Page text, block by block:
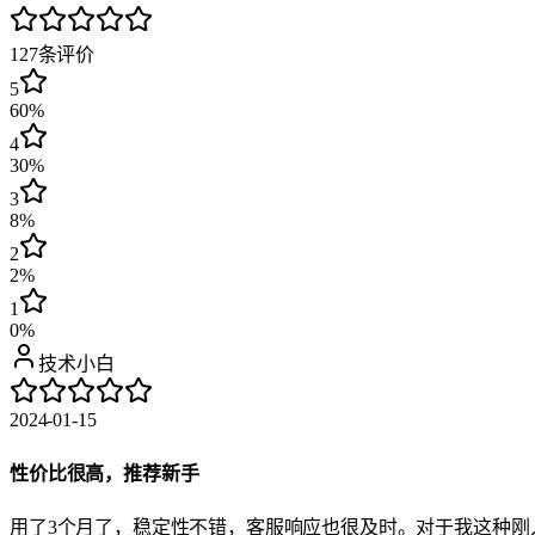
127条评价
5
60%
4
30%
3
8%
2
2%
1
0%
技术小白
2024-01-15
性价比很高，推荐新手
用了3个月了，稳定性不错，客服响应也很及时。对于我这种刚